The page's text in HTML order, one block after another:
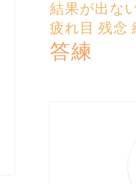
結果が出な
疲れ目 残念
答練